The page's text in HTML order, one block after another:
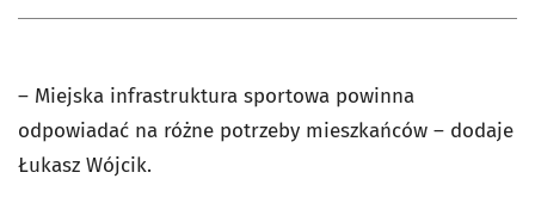
– Miejska infrastruktura sportowa powinna
odpowiadać na różne potrzeby mieszkańców – dodaje
Łukasz Wójcik.